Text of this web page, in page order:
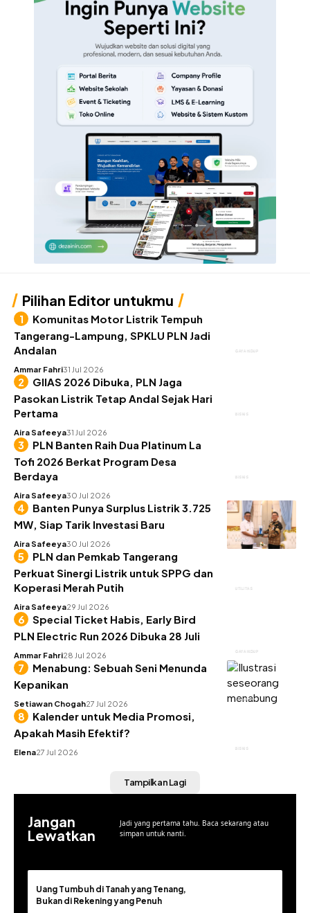
Pilihan Editor untukmu
GAYA HIDUP
Komunitas Motor Listrik Tempuh
Tangerang-Lampung, SPKLU PLN Jadi
Andalan
Ammar Fahri31 Jul 2026
BISNIS
GIIAS 2026 Dibuka, PLN Jaga
Pasokan Listrik Tetap Andal Sejak Hari
Pertama
Aira Safeeya31 Jul 2026
BISNIS
PLN Banten Raih Dua Platinum La
Tofi 2026 Berkat Program Desa
Berdaya
Aira Safeeya30 Jul 2026
BISNIS
Banten Punya Surplus Listrik 3.725
MW, Siap Tarik Investasi Baru
Aira Safeeya30 Jul 2026
UTILITAS
PLN dan Pemkab Tangerang
Perkuat Sinergi Listrik untuk SPPG dan
Koperasi Merah Putih
Aira Safeeya29 Jul 2026
GAYA HIDUP
Special Ticket Habis, Early Bird
PLN Electric Run 2026 Dibuka 28 Juli
Ammar Fahri28 Jul 2026
KEUANGAN
Menabung: Sebuah Seni Menunda
Kepanikan
Setiawan Chogah27 Jul 2026
BISNIS
Kalender untuk Media Promosi,
Apakah Masih Efektif?
Elena27 Jul 2026
Tampilkan Lagi
Jangan
Lewatkan
Jadi yang pertama tahu. Baca sekarang atau
simpan untuk nanti.
Uang Tumbuh di Tanah yang Tenang,
Bukan di Rekening yang Penuh